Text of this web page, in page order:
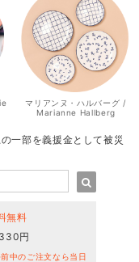
マリアンヌ・ハルバーグ /
Marianne Hallberg
一部を義援金として被災
無料
円
中のご注文なら当日